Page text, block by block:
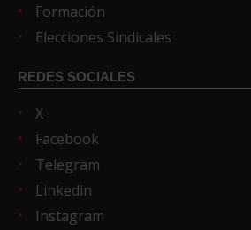
Formación
Elecciones Sindicales
REDES SOCIALES
X
Facebook
Telegram
Linkedin
Instagram